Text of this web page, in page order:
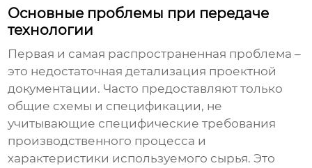
Основные проблемы при передаче
технологии
Первая и самая распространенная проблема –
это недостаточная детализация проектной
документации. Часто предоставляют только
общие схемы и спецификации, не
учитывающие специфические требования
производственного процесса и
характеристики используемого сырья. Это